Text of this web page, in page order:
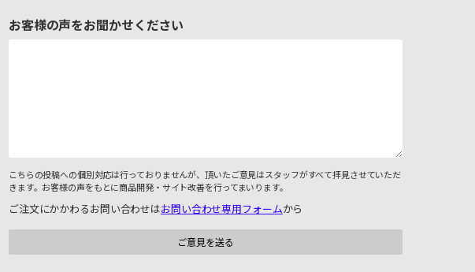
お客様の声をお聞かせください
こちらの投稿への個別対応は行っておりませんが、頂いたご意見はスタッフがすべて拝見させていただ
きます。お客様の声をもとに商品開発・サイト改善を行ってまいります。
ご注文にかかわるお問い合わせはお問い合わせ専用フォームから